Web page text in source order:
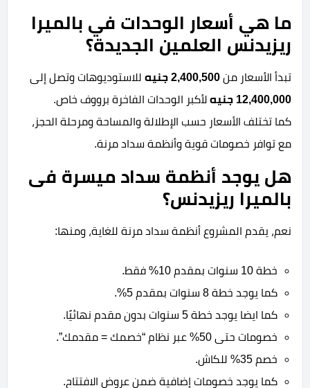
ما هي أسعار الوحدات في بالميرا
ريزيدنس العلمين الجديدة؟
تبدأ الأسعار من 2,400,500 جنيه
للاستوديوهات وتصل إلى
12,400,000 جنيه
لأكبر الوحدات الفاخرة برووف خاص.
كما تختلف الأسعار حسب الإطلالة والمساحة ومرحلة الحجز،
مع توافر خصومات قوية وأنظمة سداد مرنة.
هل يوجد أنظمة سداد ميسرة فى
بالميرا ريزيدنس؟
نعم، يقدم المشروع أنظمة سداد مرنة للغاية، ومنها:
خطة 10 سنوات بمقدم 10% فقط.
كما يوجد خطة 8 سنوات بمقدم 5%.
كما ايضا يوجد خطة 5 سنوات بدون مقدم نهائيًا.
خصومات حتى 50% عبر نظام “خصمك = مقدمك”.
خصم 35% للكاش.
كما يوجد خصومات إضافية ضمن عروض الافتتاح.